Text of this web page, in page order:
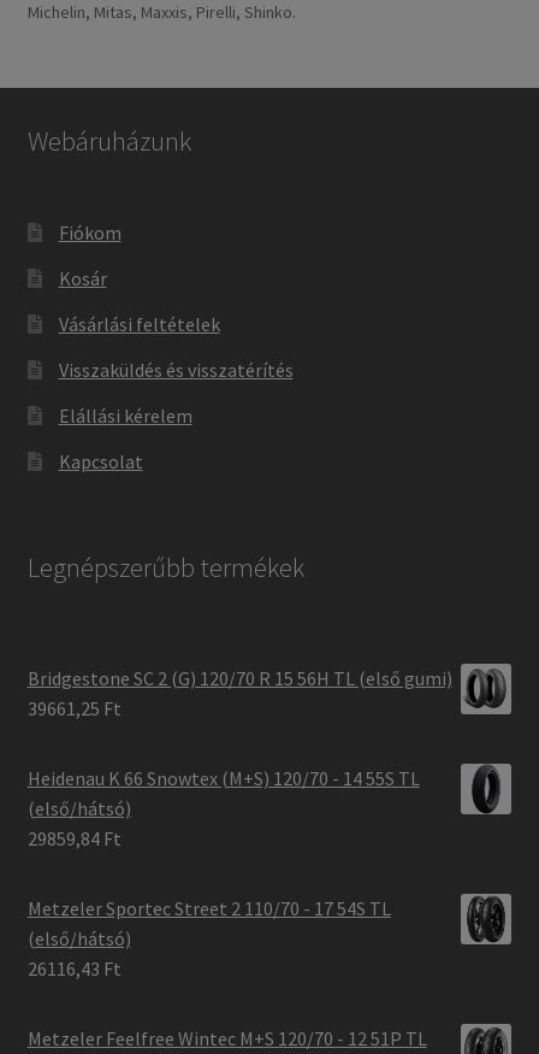
Michelin, Mitas, Maxxis, Pirelli, Shinko.
Webáruházunk
Fiókom
Kosár
Vásárlási feltételek
Visszaküldés és visszatérítés
Elállási kérelem
Kapcsolat
Legnépszerűbb termékek
Bridgestone SC 2 (G) 120/70 R 15 56H TL (első gumi)
39661,25 Ft
Heidenau K 66 Snowtex (M+S) 120/70 - 14 55S TL
(első/hátsó)
29859,84 Ft
Metzeler Sportec Street 2 110/70 - 17 54S TL
(első/hátsó)
26116,43 Ft
Metzeler Feelfree Wintec M+S 120/70 - 12 51P TL